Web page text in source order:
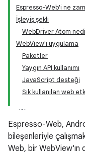
Espresso-Web'i ne
İşleyiş şekli
WebDriver Atom
WebView'ı uygulama
Paketler
Yaygın API kullanımı
JavaScript desteği
Sık kullanılan web
Espresso-Web,
bileşenleriyle
Web, bir WebView'ın